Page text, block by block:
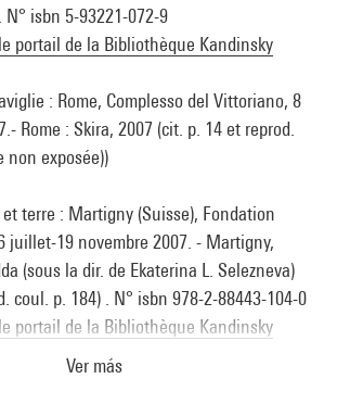
isbn 5-93221-072-9
portail de la Bibliothèque Kandinsky
: Rome, Complesso del Vittoriano, 8
Rome : Skira, 2007 (cit. p. 14 et reprod.
non exposée))
terre : Martigny (Suisse), Fondation
juillet-19 novembre 2007. - Martigny,
(sous la dir. de Ekaterina L. Selezneva)
coul. p. 184) . N° isbn 978-2-88443-104-0
portail de la Bibliothèque Kandinsky
Ver más